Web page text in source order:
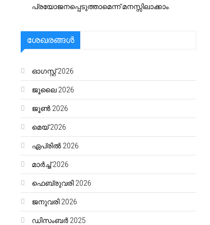
പ്രയോജനപ്പെടുത്താമെന്ന് മനസ്സിലാക്കാം.
ശേഖരങ്ങൾ
ഓഗസ്റ്റ്‌ 2026
ജൂലൈ 2026
ജൂൺ 2026
മെയ്‌ 2026
ഏപ്രിൽ 2026
മാർച്ച്‌ 2026
ഫെബ്രുവരി 2026
ജനുവരി 2026
ഡിസംബർ 2025